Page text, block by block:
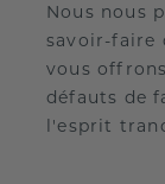
Nous nous
savoir-faire
vous
défauts de
l'esprit